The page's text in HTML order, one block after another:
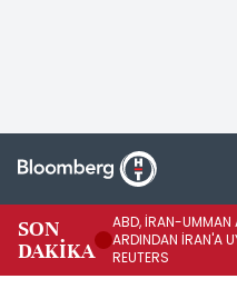
SON
DAKİKA
ABD, İRAN-UMMAN
ARDINDAN İRAN'A
REUTERS